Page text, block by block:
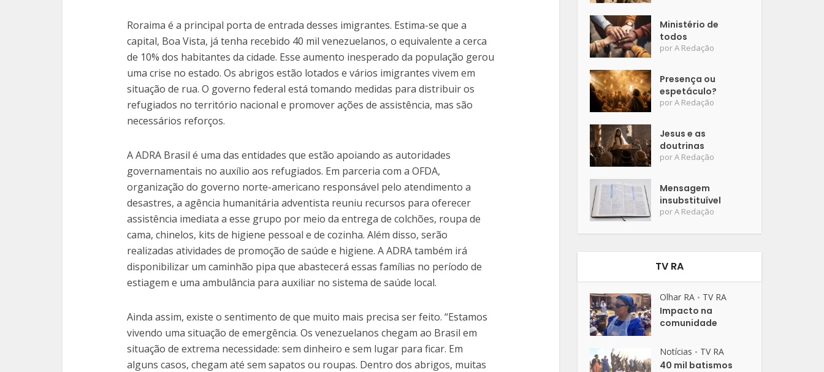
Roraima é a principal porta de entrada desses imigrantes. Estima-se que a
capital, Boa Vista, já tenha recebido 40 mil venezuelanos, o equivalente a cerca
de 10% dos habitantes da cidade. Esse aumento inesperado da população gerou
uma crise no estado. Os abrigos estão lotados e vários imigrantes vivem em
situação de rua. O governo federal está tomando medidas para distribuir os
refugiados no território nacional e promover ações de assistência, mas são
necessários reforços.
A ADRA Brasil é uma das entidades que estão apoiando as autoridades
governamentais no auxílio aos refugiados. Em parceria com a OFDA,
organização do governo norte-americano responsável pelo atendimento a
desastres, a agência humanitária adventista reuniu recursos para oferecer
assistência imediata a esse grupo por meio da entrega de colchões, roupa de
cama, chinelos, kits de higiene pessoal e de cozinha. Além disso, serão
realizadas atividades de promoção de saúde e higiene. A ADRA também irá
disponibilizar um caminhão pipa que abastecerá essas famílias no período de
estiagem e uma ambulância para auxiliar no sistema de saúde local.
Ainda assim, existe o sentimento de que muito mais precisa ser feito. “Estamos
vivendo uma situação de emergência. Os venezuelanos chegam ao Brasil em
situação de extrema necessidade: sem dinheiro e sem lugar para ficar. Em
alguns casos, chegam até sem sapatos ou roupas. Dentro dos abrigos, muitas
Ministério de
todos
porA Redação
Presença ou
espetáculo?
porA Redação
Jesus e as
doutrinas
porA Redação
Mensagem
insubstituível
porA Redação
TV RA
Olhar RA • TV RA
Impacto na
comunidade
Notícias • TV RA
40 mil batismos